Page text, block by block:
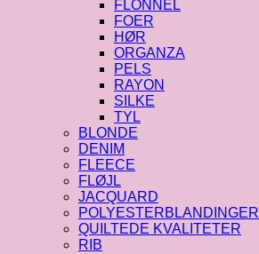
FLONNEL
FOER
HØR
ORGANZA
PELS
RAYON
SILKE
TYL
BLONDE
DENIM
FLEECE
FLØJL
JACQUARD
POLYESTERBLANDINGER
QUILTEDE KVALITETER
RIB